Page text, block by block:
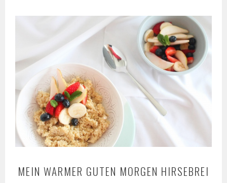
MEIN WARMER GUTEN MORGEN HIRSEBREI